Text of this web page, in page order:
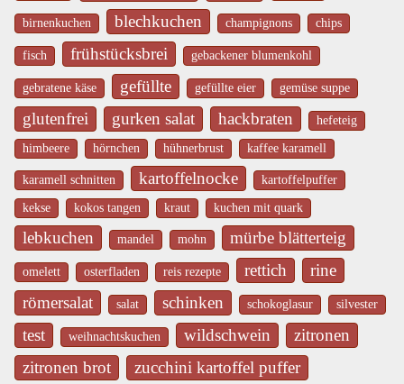
birnenkuchen blechkuchen champignons chips
fisch frühstücksbrei gebackener blumenkohl
gebratene käse gefüllte gefüllte eier gemüse suppe
glutenfrei gurken salat hackbraten hefeteig
himbeere hörnchen hühnerbrust kaffee karamell
karamell schnitten kartoffelnocke kartoffelpuffer
kekse kokos tangen kraut kuchen mit quark
lebkuchen mandel mohn mürbe blätterteig
omelett osterfladen reis rezepte rettich
rine
römersalat
salat schinken schokoglasur silvester
test weihnachtskuchen wildschwein
zitronen
zitronen brot
zucchini kartoffel puffer